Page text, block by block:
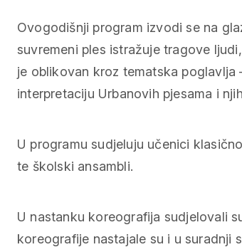
Ovogodišnji program izvodi se na
suvremeni ples istražuje tragove
je oblikovan kroz tematska poglavlja
interpretaciju Urbanovih pjesama i
U programu sudjeluju učenici
te školski ansambli.
U nastanku koreografija sudjelovali
koreografije nastajale su i u suradnji